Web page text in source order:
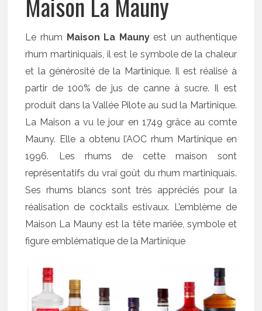
Le rhum Maison La Maunyest un authentique
rhum martiniquais, il est le symbole de la chaleur
et la générosité de la Martinique. Il est réalisé à
partir de 100% de jus de canne à sucre. Il est
produit dans la Vallée Pilote au sud la Martinique.
La Maison a vu le jour en 1749 grâce au comte
Mauny. Elle a obtenu l’AOC rhum Martinique en
1996. Les rhums de cette maison sont
représentatifs du vrai goût du rhum martiniquais.
Ses rhums blancs sont très appréciés pour la
réalisation de cocktails estivaux. L’emblème de
Maison La Mauny est la tête mariée, symbole et
figure emblématique de la Martinique